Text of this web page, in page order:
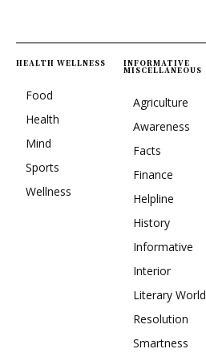
HEALTH WELLNESS
Food
Health
Mind
Sports
Wellness
INFORMATIVE
MISCELLANEOUS
Agriculture
Awareness
Facts
Finance
Helpline
History
Informative
Interior
Literary World
Resolution
Smartness